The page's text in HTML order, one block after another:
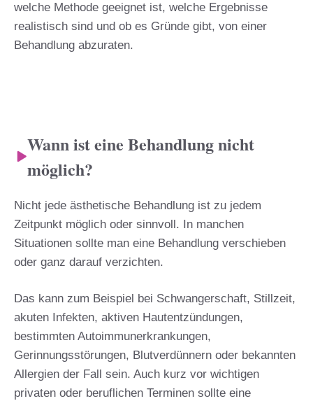
welche Methode geeignet ist, welche Ergebnisse
realistisch sind und ob es Gründe gibt, von einer
Behandlung abzuraten.
Wann ist eine Behandlung nicht
möglich?
Nicht jede ästhetische Behandlung ist zu jedem
Zeitpunkt möglich oder sinnvoll. In manchen
Situationen sollte man eine Behandlung verschieben
oder ganz darauf verzichten.
Das kann zum Beispiel bei Schwangerschaft, Stillzeit,
akuten Infekten, aktiven Hautentzündungen,
bestimmten Autoimmunerkrankungen,
Gerinnungsstörungen, Blutverdünnern oder bekannten
Allergien der Fall sein. Auch kurz vor wichtigen
privaten oder beruflichen Terminen sollte eine